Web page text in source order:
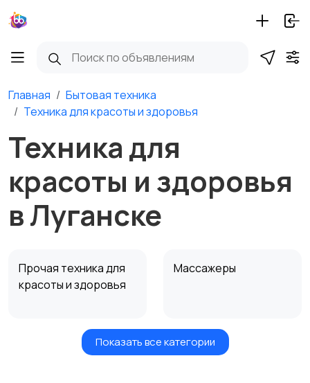
Главная
Бытовая техника
Техника для красоты и здоровья
Техника для
красоты и здоровья
в Луганске
Прочая техника для
красоты и здоровья
Массажеры
Фены и стайлеры Напольные весы
Показать все категории